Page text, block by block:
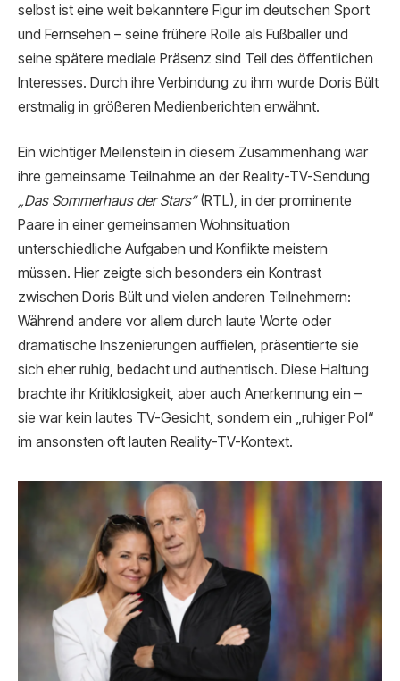
selbst ist eine weit bekanntere Figur im deutschen Sport
und Fernsehen – seine frühere Rolle als Fußballer und
seine spätere mediale Präsenz sind Teil des öffentlichen
Interesses. Durch ihre Verbindung zu ihm wurde Doris Bült
erstmalig in größeren Medienberichten erwähnt.
Ein wichtiger Meilenstein in diesem Zusammenhang war
ihre gemeinsame Teilnahme an der Reality-TV-Sendung
„Das Sommerhaus der Stars“(RTL), in der prominente
Paare in einer gemeinsamen Wohnsituation
unterschiedliche Aufgaben und Konflikte meistern
müssen. Hier zeigte sich besonders ein Kontrast
zwischen Doris Bült und vielen anderen Teilnehmern:
Während andere vor allem durch laute Worte oder
dramatische Inszenierungen auffielen, präsentierte sie
sich eher ruhig, bedacht und authentisch. Diese Haltung
brachte ihr Kritik­losigkeit, aber auch Anerkennung ein –
sie war kein lautes TV-Gesicht, sondern ein „ruhiger Pol“
im ansonsten oft lauten Reality-TV-Kontext.